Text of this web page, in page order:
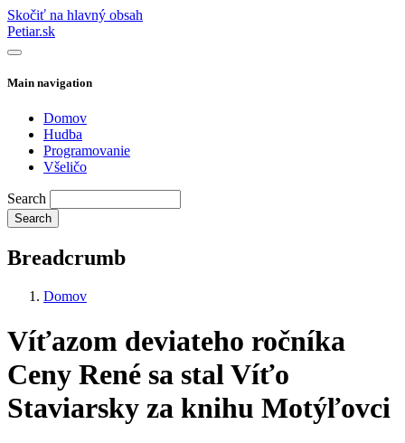
Skočiť na hlavný obsah
Petiar.sk
Main navigation
Domov
Hudba
Programovanie
Všeličo
Search
Breadcrumb
Domov
Víťazom deviateho ročníka
Ceny René sa stal Víťo
Staviarsky za knihu Motýľovci